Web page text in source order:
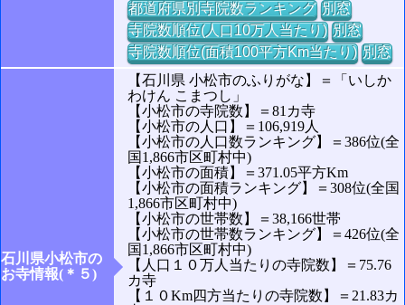
都道府県別寺院数ランキング 別窓
寺院数順位(人口10万人当たり) 別窓
寺院数順位(面積100平方Km当たり) 別窓
石川県小松市の
お寺情報(＊５)
【石川県 小松市のふりがな】＝「いしか
わけん こまつし」
【小松市の寺院数】＝81カ寺
【小松市の人口】＝106,919人
【小松市の人口数ランキング】＝386位(全
国1,866市区町村中)
【小松市の面積】＝371.05平方Km
【小松市の面積ランキング】＝308位(全国
1,866市区町村中)
【小松市の世帯数】＝38,166世帯
【小松市の世帯数ランキング】＝426位(全
国1,866市区町村中)
【人口１０万人当たりの寺院数】＝75.76
カ寺
【１０Km四方当たりの寺院数】＝21.83カ